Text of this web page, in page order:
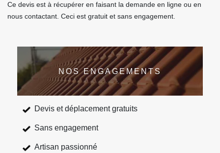
Ce devis est à récupérer en faisant la demande en ligne ou en
nous contactant. Ceci est gratuit et sans engagement.
NOS ENGAGEMENTS
Devis et déplacement gratuits
Sans engagement
Artisan passionné